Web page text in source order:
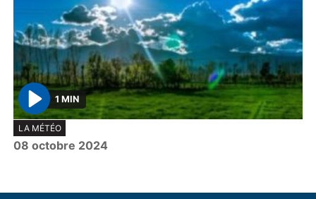
P
l
a
1 MIN
LA MÉTÉO
08 octobre 2024